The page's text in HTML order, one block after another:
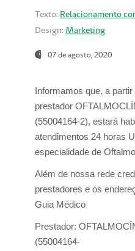
Texto: Relacionamento
Design: Marketing
07 de agosto, 2020
Informamos que, a partir
prestador
(55004164-2), estará
atendimentos 24 horas
especialidade de
Além de nossa rede
prestadores e os
Guia Médico
Prestador:
(55004164-